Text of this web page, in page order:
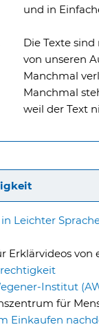
und in
Die Texte
von unseren
Manchmal
Manchmal
weil der Text
Leichter
Erklärvideos von
Institut
für
Einkaufen